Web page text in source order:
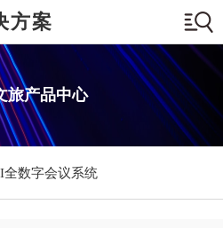
方案
旅产品中心
全数字会议系统